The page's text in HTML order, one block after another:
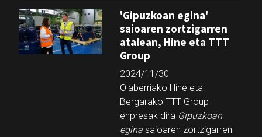
'Gipuzkoan egina'
saioaren zortzigarren
atalean, Hine eta TTT
Group
2024/11/30
Olaberriako Hine eta
Bergarako TTT Group
enpresak dira Gipuzkoan
eginasaioaren zortzigarren